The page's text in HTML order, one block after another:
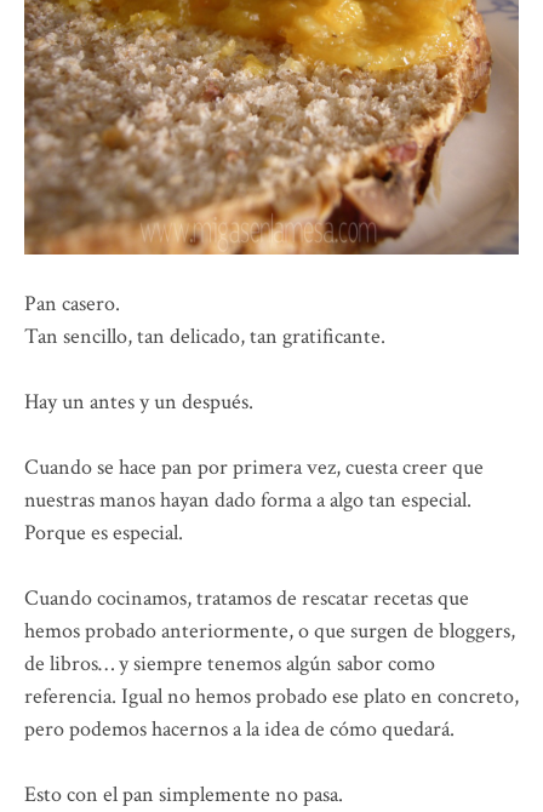
Pan casero.
Tan sencillo, tan delicado, tan gratificante.
Hay un antes y un después.
Cuando se hace pan por primera vez, cuesta creer que
nuestras manos hayan dado forma a algo tan especial.
Porque es especial.
Cuando cocinamos, tratamos de rescatar recetas que
hemos probado anteriormente, o que surgen de bloggers,
de libros… y siempre tenemos algún sabor como
referencia. Igual no hemos probado ese plato en concreto,
pero podemos hacernos a la idea de cómo quedará.
Esto con el pan simplemente no pasa.